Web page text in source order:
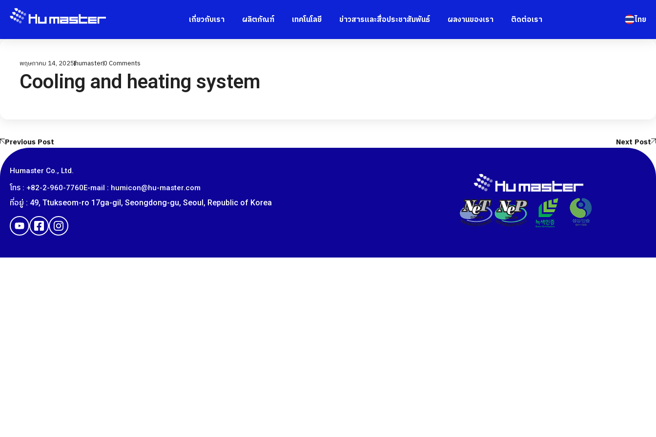
เกี่ยวกับเรา ผลิตภัณฑ์ เทคโนโลยี ข่าวสารและสื่อประชาสัมพันธ์ ผลงานของเรา ติดต่อเรา ไทย
พฤษภาคม 14, 2025humaster0Comments
Cooling and heating system
Previous Post Next Post
Humaster Co., Ltd.
โทร : +82-2-960-7760E-mail : humicon@hu-master.com
ที่อยู่ : 49, Ttukseom-ro 17ga-gil, Seongdong-gu, Seoul, Republic of Korea